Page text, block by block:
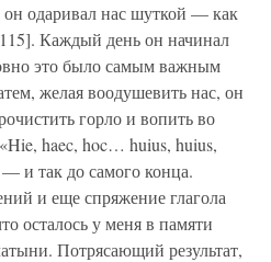
одаривал нас шуткой — как
Каждый день он начинал
это было самым важным
желая воодушевить нас, он
горло и вопить во
haec, hoc… huius, huius,
и так до самого конца.
и еще спряжение глагола
осталось у меня в памяти
Потрясающий результат,